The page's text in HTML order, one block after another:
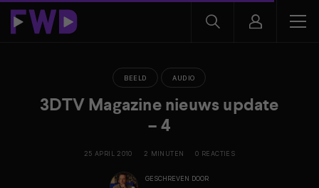
BEELD AUDIO
3DTV Magazine nieuws update
– 4
25 APRIL 2010 2 MINUTEN 0 REACTIES
GESCHREVEN DOOR